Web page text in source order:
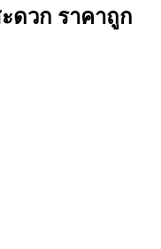
ดวก ราคาถูก